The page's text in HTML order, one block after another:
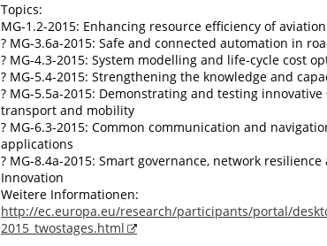
Topics:
MG-1.2-2015: Enhancing resource efficiency of aviation
? MG-3.6a-2015: Safe and connected automation in
? MG-4.3-2015: System modelling and life-cycle cost
? MG-5.4-2015: Strengthening the knowledge and
? MG-5.5a-2015: Demonstrating and testing
transport and mobility
? MG-6.3-2015: Common communication and
applications
? MG-8.4a-2015: Smart governance, network
Innovation
Weitere Informationen:
http://ec.europa.eu/research/participants/portal/
2015_twostages.html